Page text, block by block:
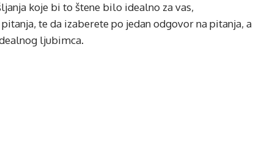
koje bi to štene bilo idealno za vas,
te da izaberete po jedan odgovor na pitanja, a
ljubimca.